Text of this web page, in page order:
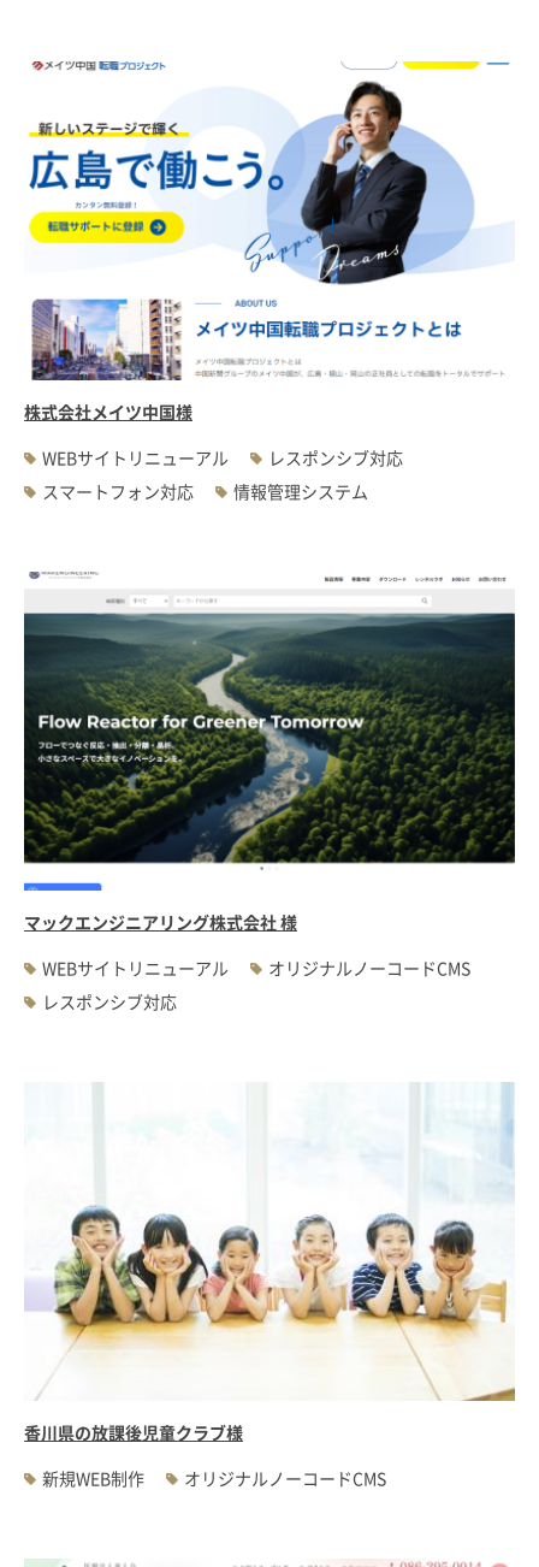
株式会社メイツ中国様
WEBサイトリニューアル
レスポンシブ対応
スマートフォン対応
情報管理システム
マックエンジニアリング株式会社 様
WEBサイトリニューアル
オリジナルノーコードCMS
レスポンシブ対応
香川県の放課後児童クラブ様
新規WEB制作
オリジナルノーコードCMS